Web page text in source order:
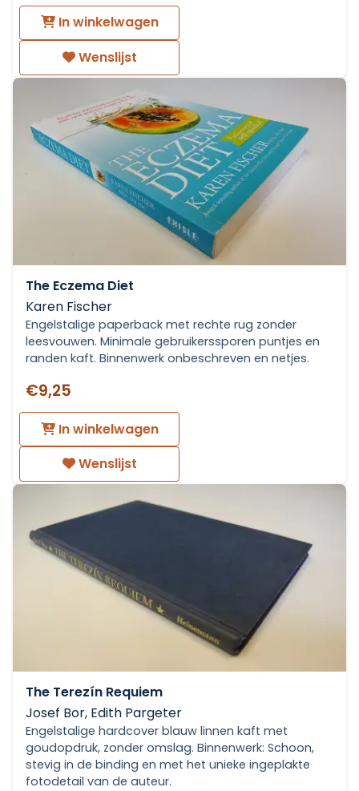
In winkelwagen
Wenslijst
The Eczema Diet
Karen Fischer
Engelstalige paperback met rechte rug zonder
leesvouwen. Minimale gebruikerssporen puntjes en
randen kaft. Binnenwerk onbeschreven en netjes.
€9,25
In winkelwagen
Wenslijst
The Terezín Requiem
Josef Bor, Edith Pargeter
Engelstalige hardcover blauw linnen kaft met
goudopdruk, zonder omslag. Binnenwerk: Schoon,
stevig in de binding en met het unieke ingeplakte
fotodetail van de auteur.